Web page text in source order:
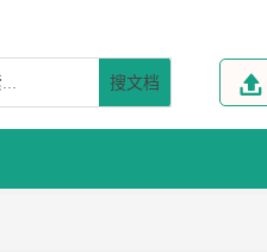
搜文档 